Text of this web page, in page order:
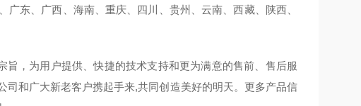
东、广西、海南、重庆、四川、贵州、云南、西藏、陕西、
，为用户提供、快捷的技术支持和更为满意的售前、售后服
和广大新老客户携起手来,共同创造美好的明天。更多产品信